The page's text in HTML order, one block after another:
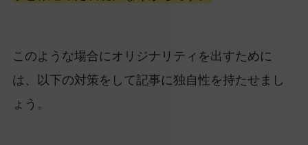
このような場合にオリジナリティを出すために
は、以下の対策をして記事に独自性を持たせまし
ょう。